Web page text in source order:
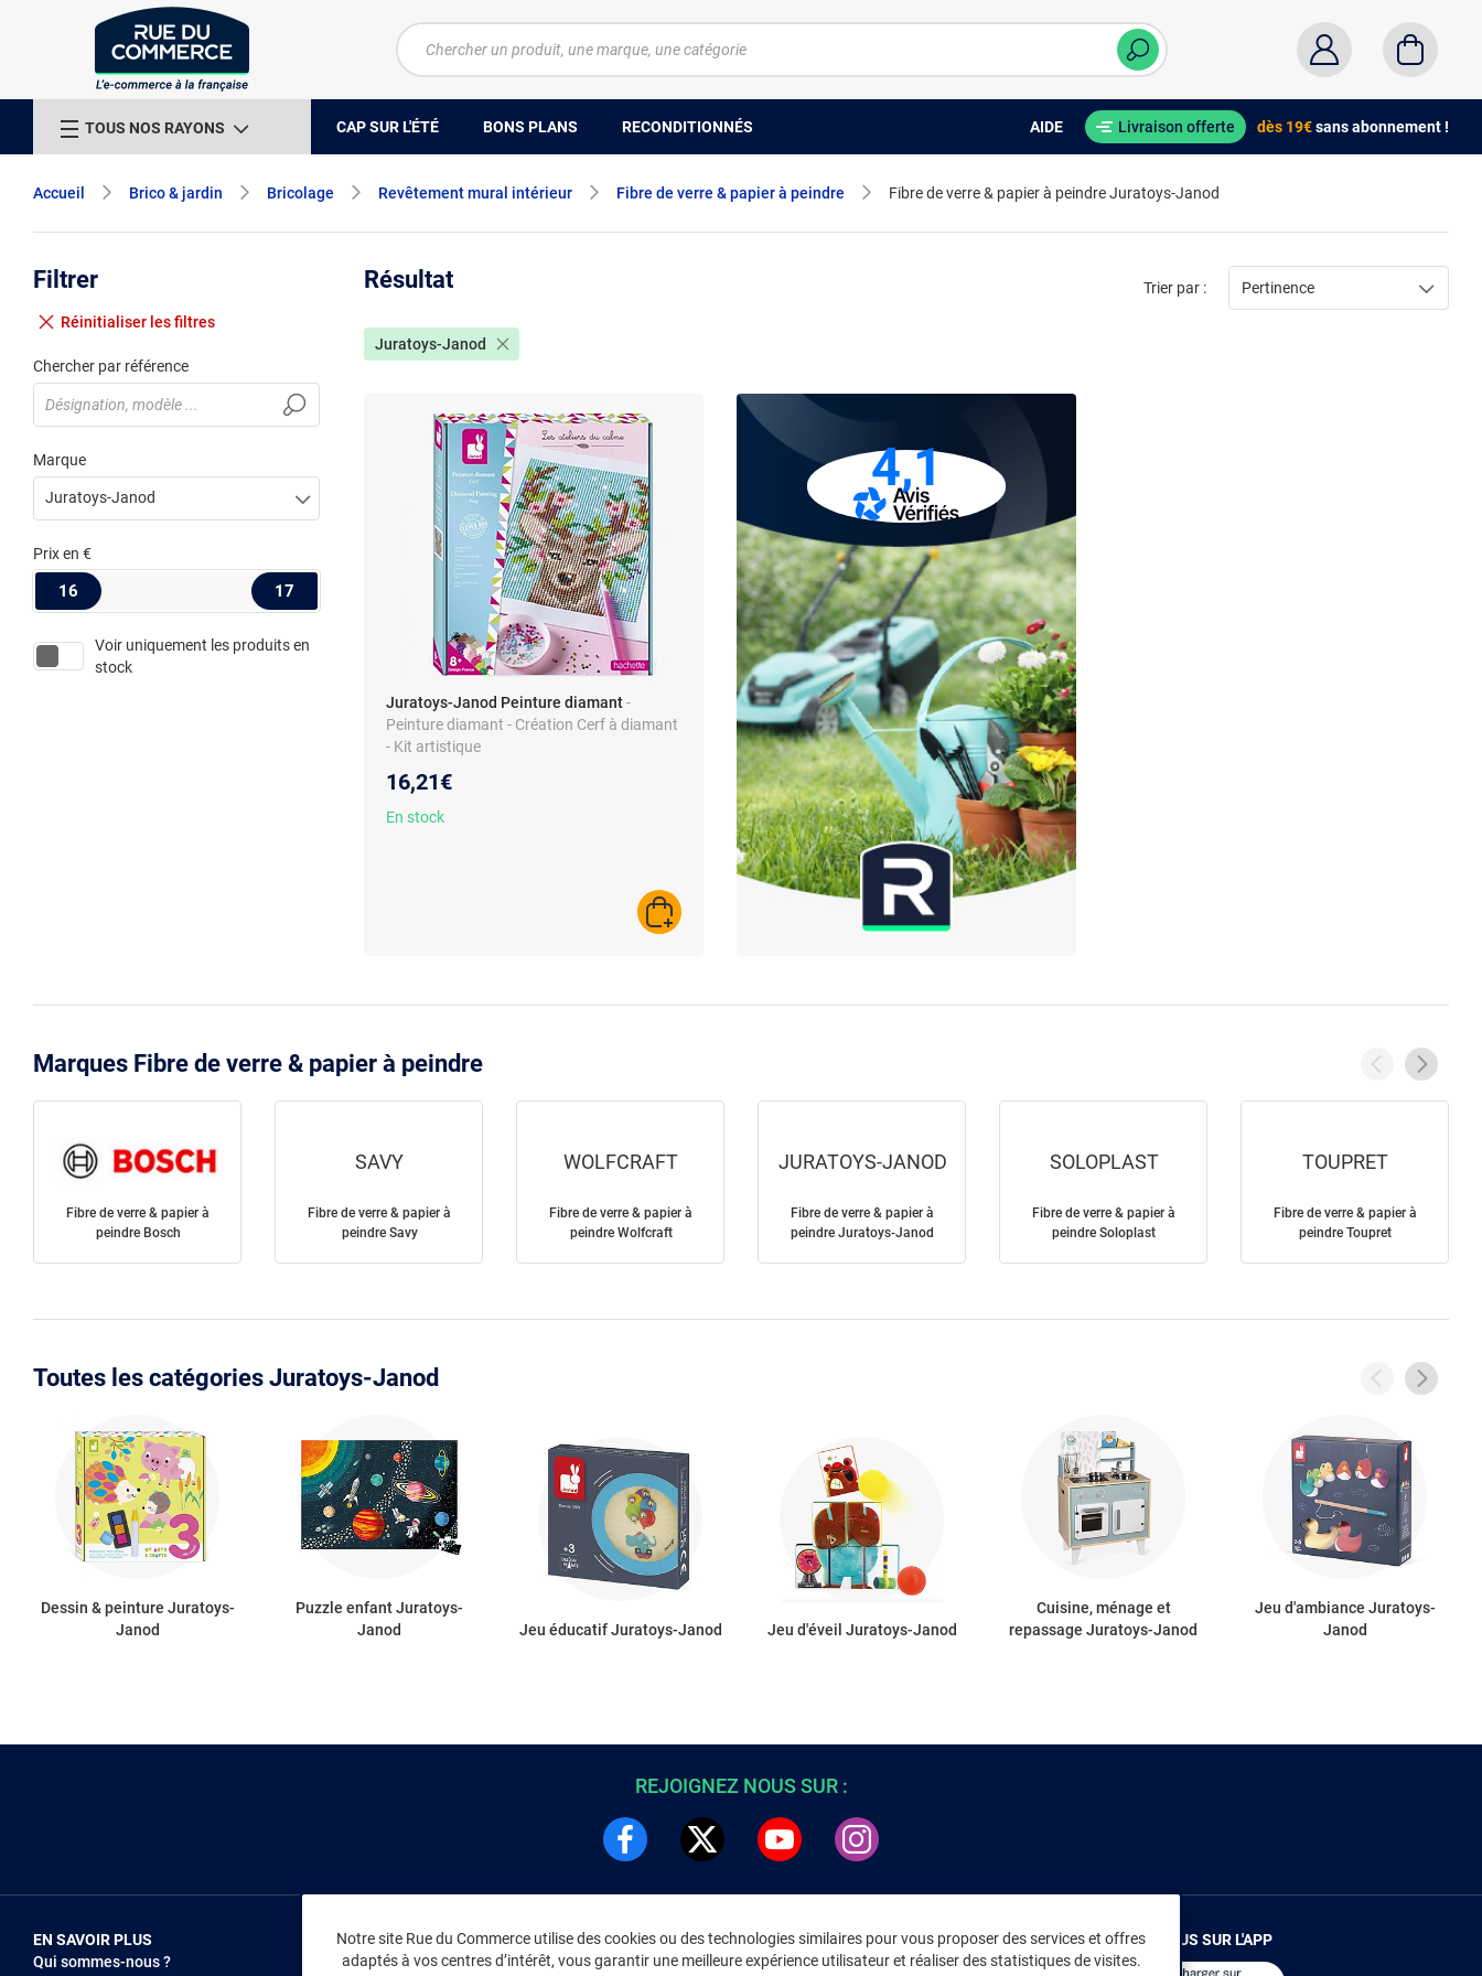
TOUS NOS RAYONS CAP SUR L'ÉTÉ BONS PLANS RECONDITIONNÉS AIDE Livraison offerte dès 19€sans abonnement !
Accueil Brico & jardin Bricolage Revêtement mural intérieur Fibre de verre & papier à peindre Fibre de verre & papier à peindre Juratoys-Janod
Filtrer
Réinitialiser les filtres
Chercher par référence
Marque
Juratoys-Janod
Prixen €
16 17
Voir uniquement les produits en
stock
Résultat
Juratoys-Janod
Trier par : Pertinence
Juratoys-Janod Peinture diamant-
Peinture diamant - Création Cerf à diamant
- Kit artistique
16,21€
En stock
AJOUTER AU PANIER
4,1
Marques Fibre de verre & papier à peindre
Fibre de verre & papier à
peindre Bosch
SAVY
Fibre de verre & papier à
peindre Savy
WOLFCRAFT
Fibre de verre & papier à
peindre Wolfcraft
JURATOYS-JANOD
Fibre de verre & papier à
peindre Juratoys-Janod
SOLOPLAST
Fibre de verre & papier à
peindre Soloplast
TOUPRET
Fibre de verre & papier à
peindre Toupret
Toutes les catégories Juratoys-Janod
Dessin & peinture Juratoys-
Janod
Puzzle enfant Juratoys-
Janod
Jeu éducatif Juratoys-Janod Jeu d'éveil Juratoys-Janod
Cuisine, ménage et
repassage Juratoys-Janod
Jeu d'ambiance Juratoys-
Janod
REJOIGNEZ NOUS SUR :
EN SAVOIR PLUS
Qui sommes-nous ?
NOUS REJOINDRE
Vendez sur RDC
INFORMATIONS LÉGALES
Environnement
RENDEZ-VOUS SUR L'APP
Notre site Rue du Commerce utilise des cookies ou des technologies similaires pour vous proposer des services et offres
adaptés à vos centres d’intérêt, vous garantir une meilleure expérience utilisateur et réaliser des statistiques de visites.